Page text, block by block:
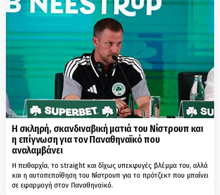
Η σκληρή, σκανδιναβική ματιά του Νίστρουπ και
η επίγνωση για τον Παναθηναϊκό που
αναλαμβάνει
Η πειθαρχία, το straight και δίχως υπεκφυγές βλέμμα του, αλλά
και η αυτοπεποίθηση του Νίστρουπ για το πρότζεκτ που μπαίνει
σε εφαρμογή στον Παναθηναϊκό.